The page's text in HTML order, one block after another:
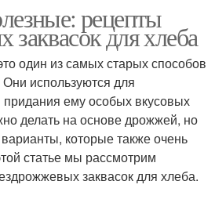
рецепты
заквасок для хлеба
один из самых старых способов
используются для
придания ему особых вкусовых
делать на основе дрожжей, но
которые также очень
статье мы рассмотрим
заквасок для хлеба.